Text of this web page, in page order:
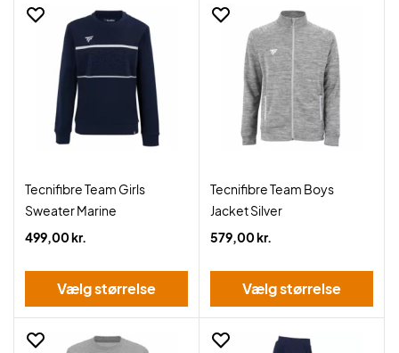
Tecnifibre Team Girls
Sweater Marine
499,00 kr.
Vælg størrelse
Tecnifibre Team Boys
Jacket Silver
579,00 kr.
Vælg størrelse